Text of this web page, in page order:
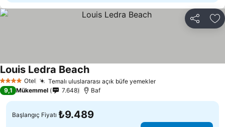
Paylaş
4 Yıldız Otel Temalı uluslararası açık büfe yemeklerFiyatları görün
Louis Ledra BeachFiyatları görün
9,1 Mükemmel 7.648 Baf
Başlangıç Fiyatı ₺9.489